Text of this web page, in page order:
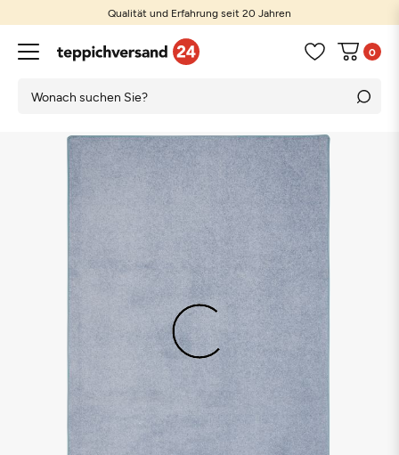
Qualität und Erfahrung seit 20 Jahren
0